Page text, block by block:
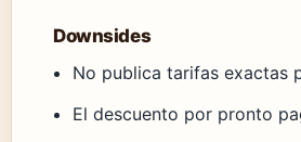
Downsides
No publica tarifas exactas
El descuento por pronto